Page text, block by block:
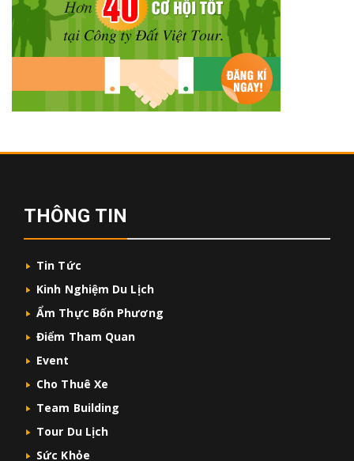
THÔNG TIN
Tin Tức
Kinh Nghiệm Du Lịch
Ẩm Thực Bốn Phương
Điểm Tham Quan
Event
Cho Thuê Xe
Team Building
Tour Du Lịch
Sức Khỏe